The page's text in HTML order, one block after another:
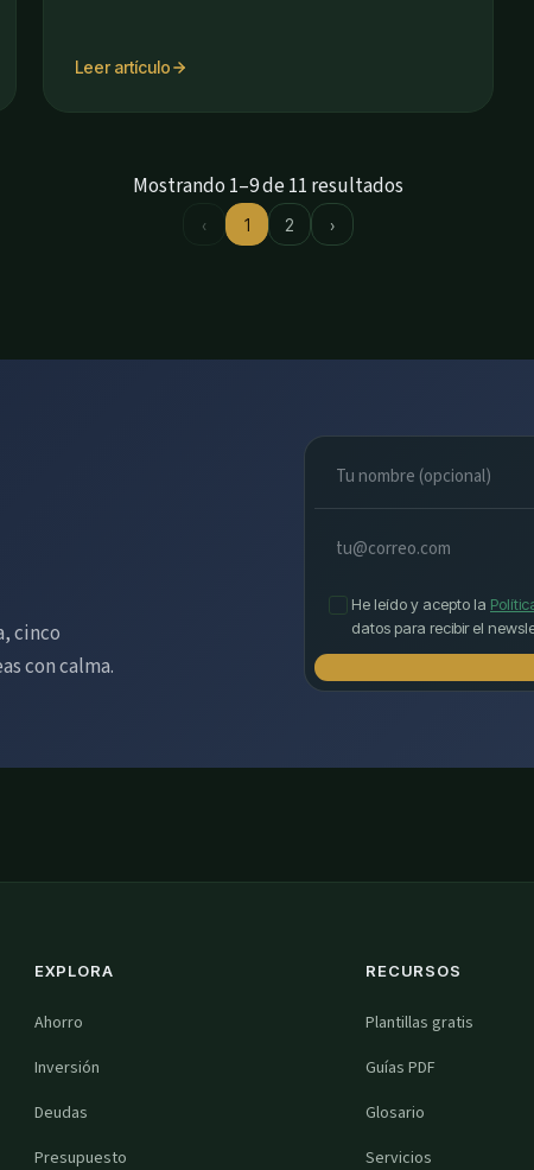
Leer artículo
Mostrando 1–9 de 11 resultados
‹ 1 2 ›
cinco
con calma.
He leído y acepto la
datos para recibir el
EXPLORA
Ahorro
Inversión
Deudas
Presupuesto
RECURSOS
Plantillas gratis
Guías PDF
Glosario
Servicios